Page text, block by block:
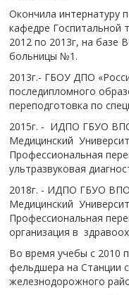
Окончила интернатуру
кафедре Госпитальной
2012 по 2013г, на базе
больницы №1.
2013г.- ГБОУ ДПО
последипломного
переподготовка по
2015г. - ИДПО ГБУО
Медицинский
Профессиональная
ультразвуковая
2018г. - ИДПО ГБУО ВПО
Медицинский
Профессиональная
организация в
Во время учебы с 2010
фельдшера на Станции
железнодорожного